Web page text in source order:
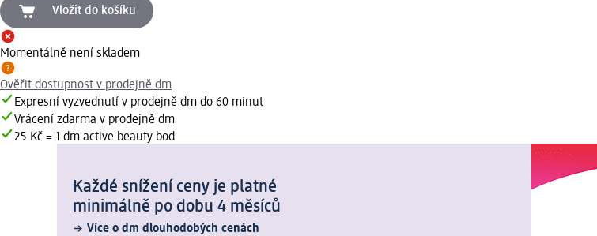
Vložit do košíku
Momentálně není skladem
Ověřit dostupnost v prodejně dm
Expresní vyzvednutí v prodejně dm do 60 minut
Vrácení zdarma v prodejně dm
25 Kč = 1 dm active beauty bod
Každé snížení ceny je platné
minimálně po dobu 4 měsíců
Více o dm dlouhodobých cenách